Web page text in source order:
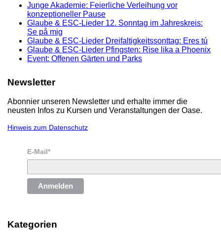
Junge Akademie: Feierliche Verleihung vor
konzeptioneller Pause
Glaube & ESC-Lieder 12. Sonntag im Jahreskreis:
Se på mig
Glaube & ESC-Lieder Dreifaltigkeitssonttag: Eres tú
Glaube & ESC-Lieder Pfingsten: Rise lika a Phoenix
Event: Offenen Gärten und Parks
Newsletter
Abonnier unseren Newsletter und erhalte immer die
neusten Infos zu Kursen und Veranstaltungen der Oase.
Hinweis zum Datenschutz
E-Mail*
Anmelden
Kategorien